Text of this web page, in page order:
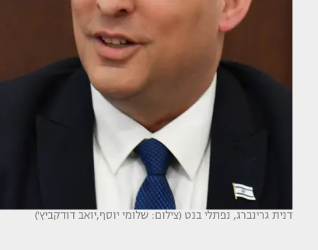
דנית גרינברג, נפתלי בנט (צילום: שלומי יוסף,יואב דודקביץ')